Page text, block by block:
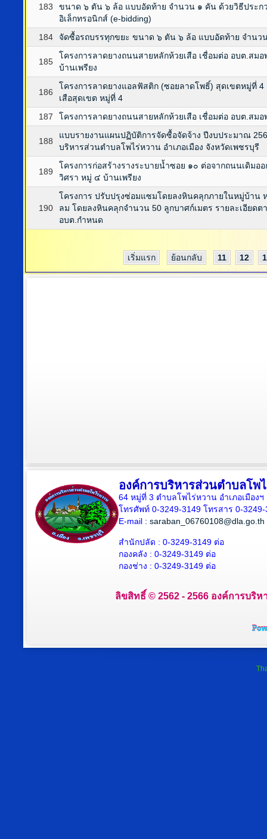
183
ขนาด ๖ ตัน ๖ ล้อ แบบอัดท้าย จำนวน ๑ คัน ด้วยวิธีประก
อิเล็กทรอนิกส์ (e-bidding)
184
จัดซื้อรถบรรทุกขยะ ขนาด ๖ ตัน ๖ ล้อ แบบอัดท้าย จำนว
185
โครงการลาดยางถนนสายหลักห้วยเสือ เชื่อมต่อ อบต.สม
บ้านเพรียง
186
โครงการลาดยางแอลฟัสติก (ซอยลาดโพธิ์) สุดเขตหมู่ที่ 4
เสือสุดเขต หมู่ที่ 4
187
โครงการลาดยางถนนสายหลักห้วยเสือ เชื่อมต่อ อบต.สม
188
แบบรายงานแผนปฏิบัติการจัดซื้อจัดจ้าง ปีงบประมาณ
บริหารส่วนตำบลโพไร่หวาน อำเภอเมือง จังหวัดเพชรบุรี
189
โครงการก่อสร้างรางระบายน้ำซอย ๑๐ ต่อจากถนนเดิมอ
วิศรา หมู่ ๔ บ้านเพรียง
190
โครงการ ปรับปรุงซ่อมแซมโดยลงหินคลุกภายในหมู่บ้าน
ลม โดยลงหินคลุกจำนวน 50 ลูกบาศก์เมตร รายละเอียดต
อบต.กำหนด
เริ่มแรก ย้อนกลับ 11 12
องค์การบริหารส่วนตำบลโพ
64 หมู่ที่ 3 ตำบลโพไร่หวาน อำเภอเมือง
โทรศัพท์ 0-3249-3149 โทรสาร 0-
E-mail : saraban_06760108@dla.go.th
สำนักปลัด : 0-3249-3149 ต่อ
กองคลัง : 0-3249-3149 ต่อ
กองช่าง : 0-3249-3149 ต่อ
ลิขสิทธิ์ © 2562 - 2566 องค์การบริ